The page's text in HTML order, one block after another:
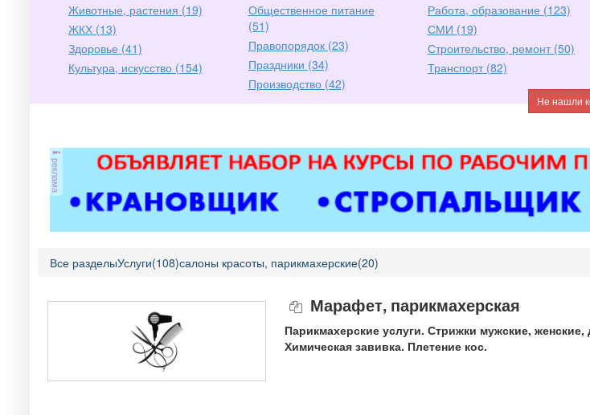
Животные, растения (19)
ЖКХ (13)
Здоровье (41)
Культура, искусство (154)
Общественное питание
(51)
Правопорядок (23)
Праздники (34)
Производство (42)
Работа, образование (123)
СМИ (19)
Строительство, ремонт (50)
Транспорт (82)
реклама
Все разделыУслуги(108)салоны красоты, парикмахерские(20)
Марафет, парикмахерская
Парикмахерские услуги. Стрижки мужские, женские,
Химическая завивка. Плетение кос.